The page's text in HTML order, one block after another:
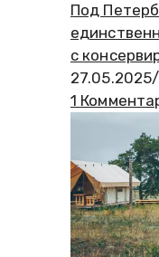
Под
с
27.05.2025/
1